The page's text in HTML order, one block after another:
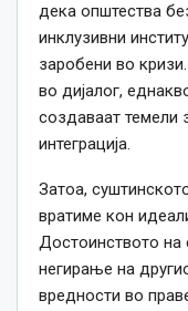
дека општества
инклузивни
заробени во
во дијалог,
создаваат темели
интеграција.
Затоа,
вратиме кон
Достоинството на
негирање на
вредности во